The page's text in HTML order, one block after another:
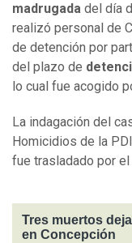
madrugada del día
realizó personal de
de detención por
del plazo de
lo cual fue acogido
La indagación del
Homicidios de la
fue trasladado por
Tres muertos
en Concepción